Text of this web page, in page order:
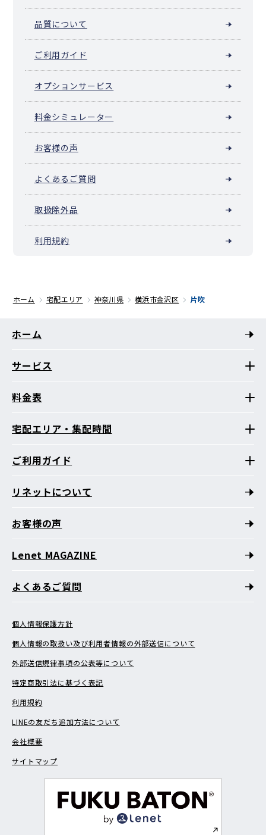
品質について
ご利用ガイド
オプションサービス
料金シミュレーター
お客様の声
よくあるご質問
取扱除外品
利用規約
ホーム 宅配エリア 神奈川県 横浜市金沢区 片吹
ホーム
サービス
料金表
宅配エリア・集配時間
ご利用ガイド
リネットについて
お客様の声
Lenet MAGAZINE
よくあるご質問
個人情報保護方針
個人情報の取扱い及び利用者情報の外部送信について
外部送信規律事項の公表等について
特定商取引法に基づく表記
利用規約
LINEの友だち追加方法について
会社概要
サイトマップ